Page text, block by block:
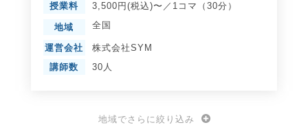
授業料 3,500円(税込)〜／1コマ（30分）
地域 全国
運営会社
株式会社SYM
講師数
30人
地域でさらに絞り込み